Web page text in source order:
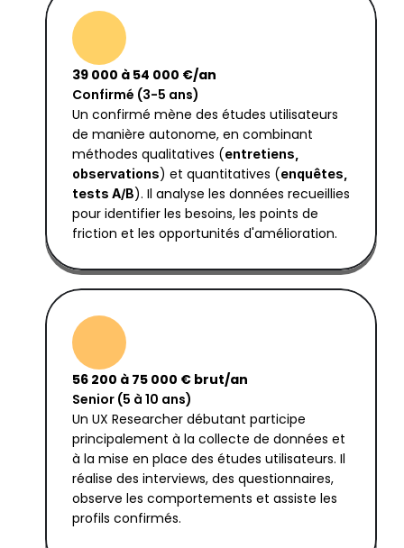
39 000 à 54 000 €/an
Confirmé (3-5 ans)
Un confirmé mène des études utilisateurs
de manière autonome, en combinant
méthodes qualitatives (entretiens,
observations) et quantitatives (enquêtes,
tests A/B). Il analyse les données recueillies
pour identifier les besoins, les points de
friction et les opportunités d'amélioration.
56 200 à 75 000 € brut/an
Senior (5 à 10 ans)
Un UX Researcher débutant participe
principalement à la collecte de données et
à la mise en place des études utilisateurs. Il
réalise des interviews, des questionnaires,
observe les comportements et assiste les
profils confirmés.